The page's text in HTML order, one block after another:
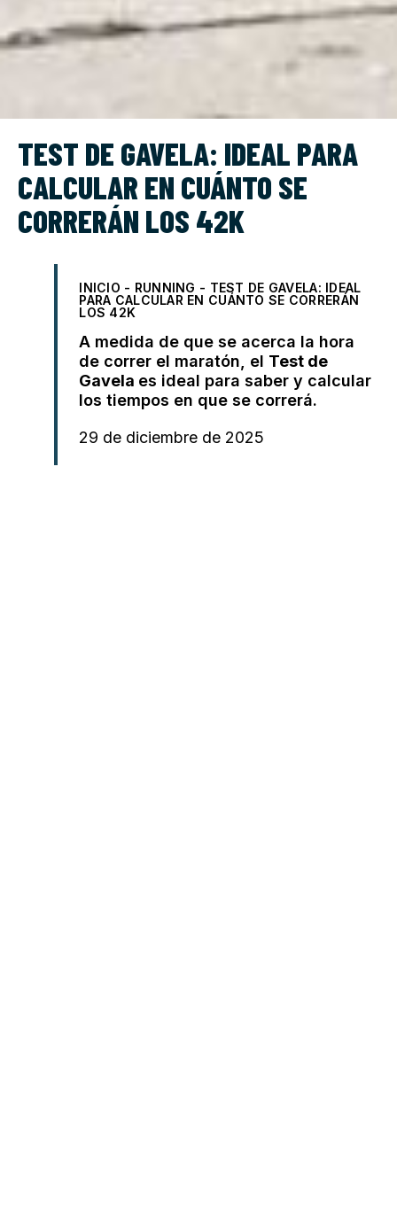
TEST DE GAVELA: IDEAL PARA
CALCULAR EN CUÁNTO SE
CORRERÁN LOS 42K
INICIO - RUNNING - TEST DE GAVELA: IDEAL
PARA CALCULAR EN CUÁNTO SE CORRERÁN
LOS 42K
A medida de que se acerca la hora
de correr el maratón, el Test de
Gavela es ideal para saber y calcular
los tiempos en que se correrá.
29 de diciembre de 2025